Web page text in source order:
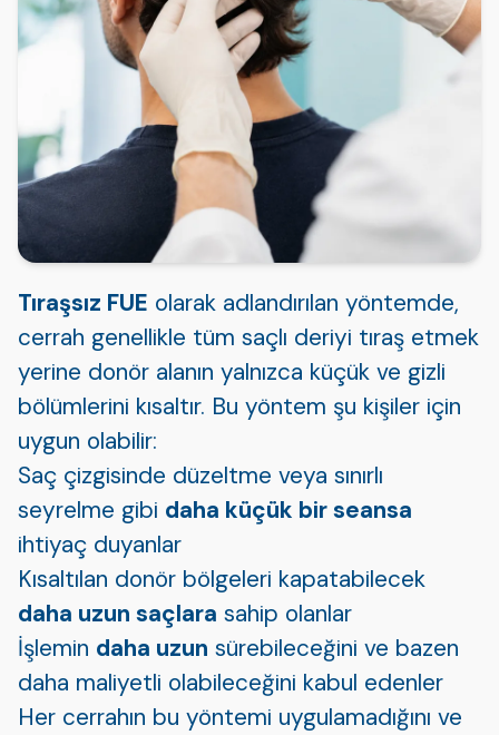
Tıraşsız FUE olarak adlandırılan yöntemde,
cerrah genellikle tüm saçlı deriyi tıraş etmek
yerine donör alanın yalnızca küçük ve gizli
bölümlerini kısaltır. Bu yöntem şu kişiler için
uygun olabilir:
Saç çizgisinde düzeltme veya sınırlı
seyrelme gibi daha küçük bir seansa
ihtiyaç duyanlar
Kısaltılan donör bölgeleri kapatabilecek
daha uzun saçlara sahip olanlar
İşlemin daha uzun sürebileceğini ve bazen
daha maliyetli olabileceğini kabul edenler
Her cerrahın bu yöntemi uygulamadığını ve